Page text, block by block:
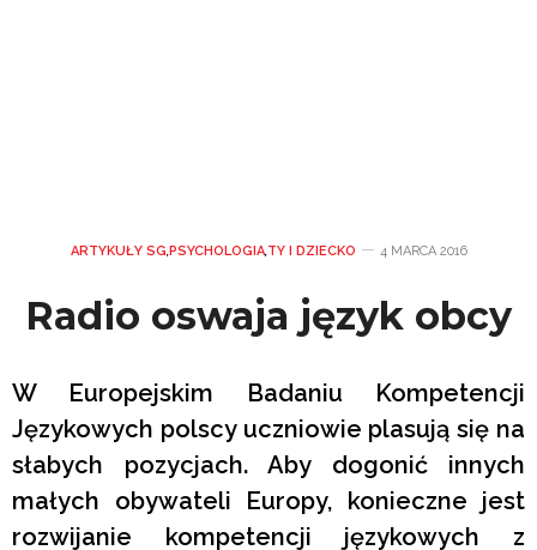
ARTYKUŁY SG,PSYCHOLOGIA,TY I DZIECKO 4 MARCA 2016
Radio oswaja język obcy
W Europejskim Badaniu Kompetencji
Językowych polscy uczniowie plasują się na
słabych pozycjach. Aby dogonić innych
małych obywateli Europy, konieczne jest
rozwijanie kompetencji językowych z